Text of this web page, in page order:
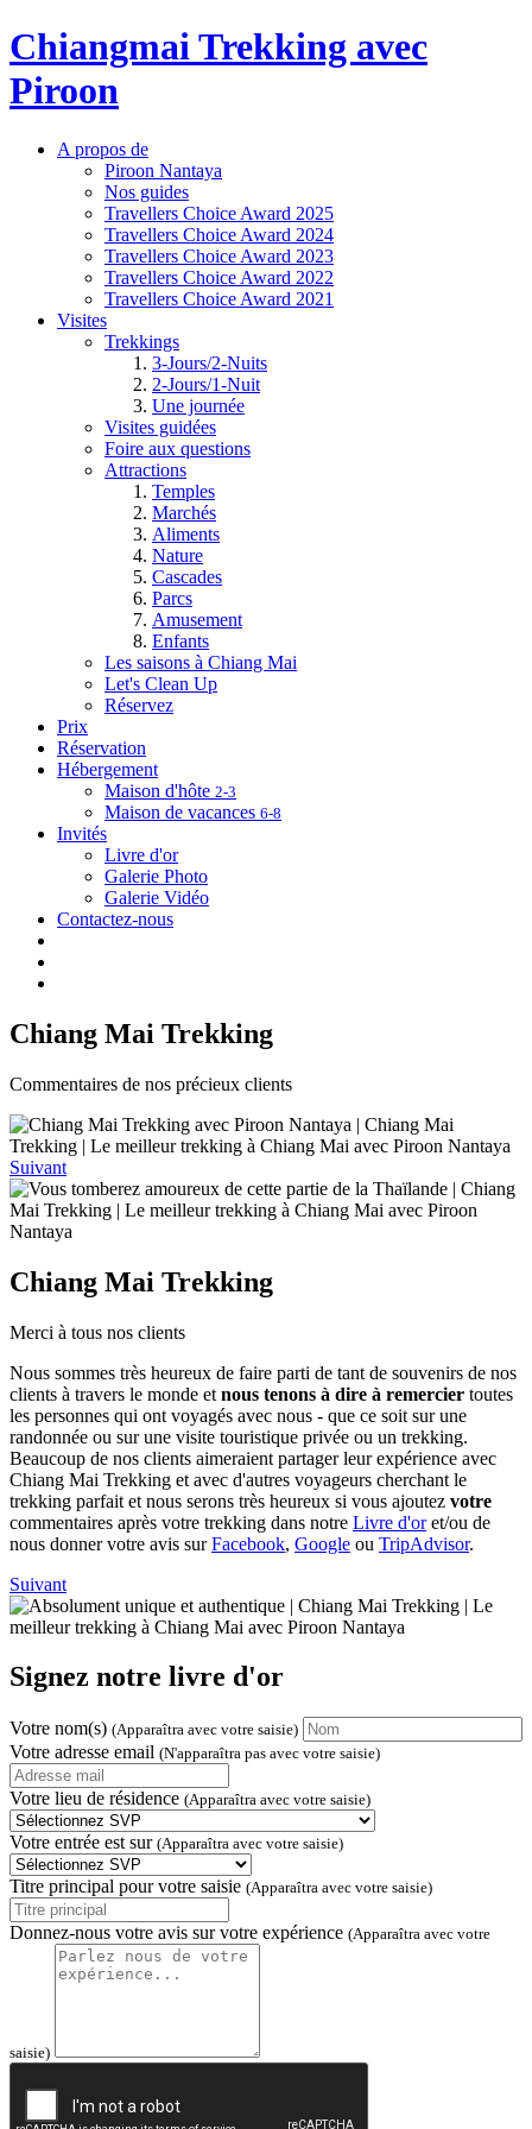
Chiangmai Trekking avec
Piroon
A propos de
Piroon Nantaya
Nos guides
Travellers Choice Award 2025
Travellers Choice Award 2024
Travellers Choice Award 2023
Travellers Choice Award 2022
Travellers Choice Award 2021
Visites
Trekkings
3-Jours/2-Nuits
2-Jours/1-Nuit
Une journée
Visites guidées
Foire aux questions
Attractions
Temples
Marchés
Aliments
Nature
Cascades
Parcs
Amusement
Enfants
Les saisons à Chiang Mai
Let's Clean Up
Réservez
Prix
Réservation
Hébergement
Maison d'hôte 2-3
Maison de vacances 6-8
Invités
Livre d'or
Galerie Photo
Galerie Vidéo
Contactez-nous
Chiang Mai Trekking
Commentaires de nos précieux clients
Suivant
Chiang Mai Trekking
Merci à tous nos clients
Nous sommes très heureux de faire parti de tant de souvenirs de nos
clients à travers le monde et nous tenons à dire à remercier toutes
les personnes qui ont voyagés avec nous - que ce soit sur une
randonnée ou sur une visite touristique privée ou un trekking.
Beaucoup de nos clients aimeraient partager leur expérience avec
Chiang Mai Trekking et avec d'autres voyageurs cherchant le
trekking parfait et nous serons très heureux si vous ajoutez votre
commentaires après votre trekking dans notre Livre d'oret/ou de
nous donner votre avis surFacebook, Google ou TripAdvisor.
Suivant
Signez notre livre d'or
Votre nom(s) (Apparaîtra avec votre saisie)
Votre adresse email (N'apparaîtra pas avec votre saisie)
Votre lieu de résidence (Apparaîtra avec votre saisie)
Votre entrée est sur (Apparaîtra avec votre saisie)
Titre principal pour votre saisie (Apparaîtra avec votre saisie)
Donnez-nous votre avis sur votre expérience (Apparaîtra avec votre
saisie)